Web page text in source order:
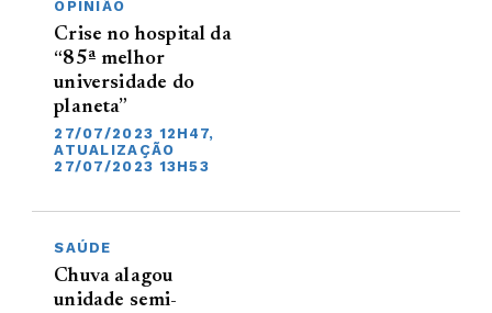
OPINIÃO
Crise no hospital da
“85ª melhor
universidade do
planeta”
27/07/2023 12H47,
ATUALIZAÇÃO
27/07/2023 13H53
SAÚDE
Chuva alagou
unidade semi-